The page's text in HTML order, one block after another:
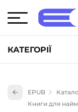
КАТЕГОРІЇ
Книги для дітей
EPUB
Книги для